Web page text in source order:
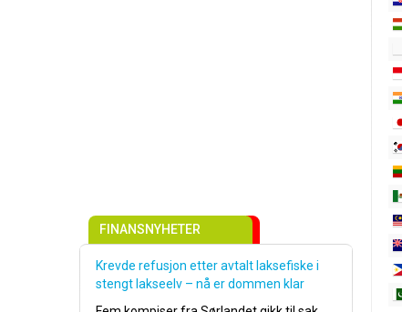
FINANSNYHETER
Krevde refusjon etter avtalt laksefiske i
stengt lakseelv – nå er dommen klar